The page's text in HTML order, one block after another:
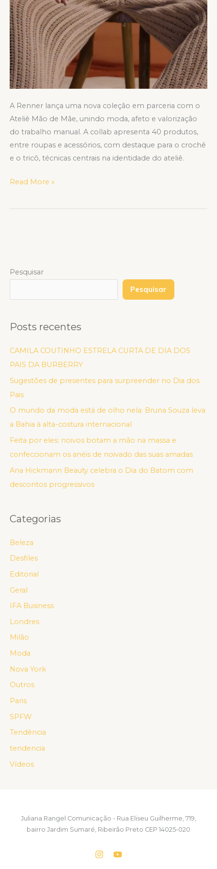
A Renner lança uma nova coleção em parceria com o
Ateliê Mão de Mãe, unindo moda, afeto e valorização
do trabalho manual. A collab apresenta 40 produtos,
entre roupas e acessórios, com destaque para o crochê
e o tricô, técnicas centrais na identidade do ateliê.
Read More »
Pesquisar
Pesquisar
Posts recentes
CAMILA COUTINHO ESTRELA CURTA DE DIA DOS
PAIS DA BURBERRY
Sugestões de presentes para surpreender no Dia dos
Pais
O mundo da moda está de olho nela: Bruna Souza leva
a Bahia à alta-costura internacional
Feita por eles: noivos botam a mão na massa e
confeccionam os anéis de noivado das suas amadas
Ana Hickmann Beauty celebra o Dia do Batom com
descontos progressivos
Categorias
Beleza
Desfiles
Editorial
Geral
IFA Business
Londres
Milão
Moda
Nova York
Outros
Paris
SPFW
Tendência
tendencia
Vídeos
Juliana Rangel Comunicação - Rua Eliseu Guilherme, 719,
bairro Jardim Sumaré, Ribeirão Preto CEP 14025-020